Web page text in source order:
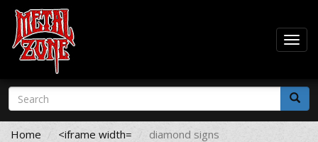
Skip
main
content
Search
form
Search
Home <iframe width= diamond signs